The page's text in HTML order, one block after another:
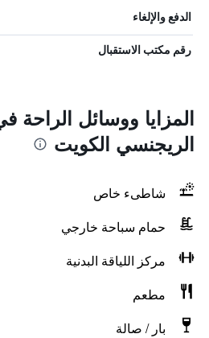
الدفع والإلغاء
رقم مكتب الاستقبال
المزايا ووسائل الراحة
الريجنسي الكويت
شاطىء خاص
حمام سباحة خارجي
مركز اللياقة البدنية
مطعم
بار / صالة